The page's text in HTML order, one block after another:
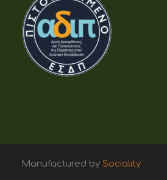
Manufactured by Sociality